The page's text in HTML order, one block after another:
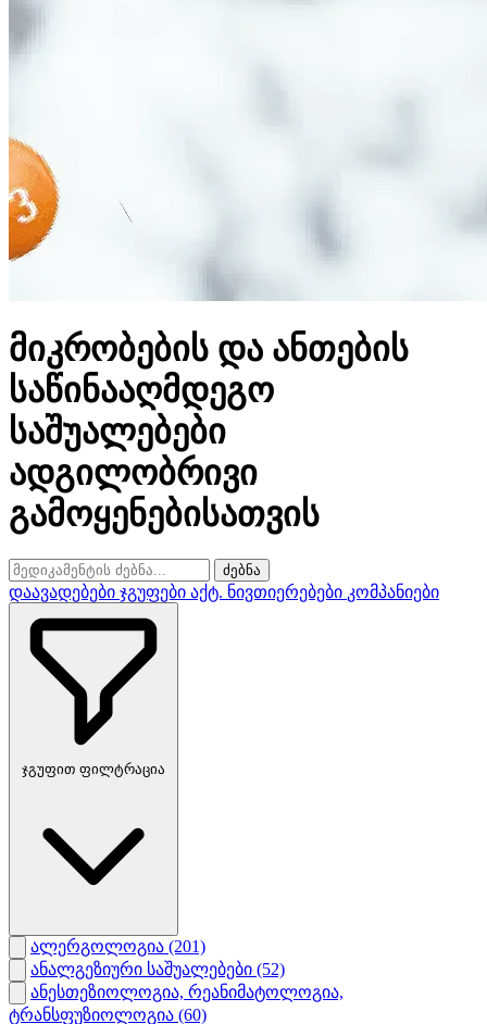
მიკრობების და ანთების
საწინააღმდეგო
საშუალებები
ადგილობრივი
გამოყენებისათვის
ძებნა
დაავადებები ჯგუფები აქტ. ნივთიერებები კომპანიები
ჯგუფით ფილტრაცია
ალერგოლოგია (201)
ანალგეზიური საშუალებები (52)
ანესთეზიოლოგია, რეანიმატოლოგია,
ტრანსფუზიოლოგია (60)